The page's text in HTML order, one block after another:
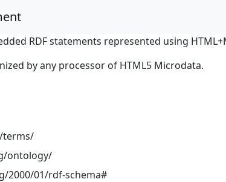
RDF statements represented using
by any processor of HTML5 Microdata.
ontology/
2000/01/rdf-schema#